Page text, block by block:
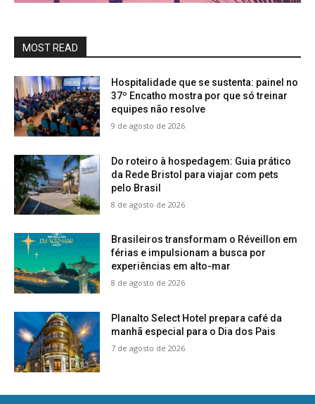
MOST READ
Hospitalidade que se sustenta: painel no
37º Encatho mostra por que só treinar
equipes não resolve
9 de agosto de 2026
Do roteiro à hospedagem: Guia prático
da Rede Bristol para viajar com pets
pelo Brasil
8 de agosto de 2026
Brasileiros transformam o Réveillon em
férias e impulsionam a busca por
experiências em alto-mar
8 de agosto de 2026
Planalto Select Hotel prepara café da
manhã especial para o Dia dos Pais
7 de agosto de 2026